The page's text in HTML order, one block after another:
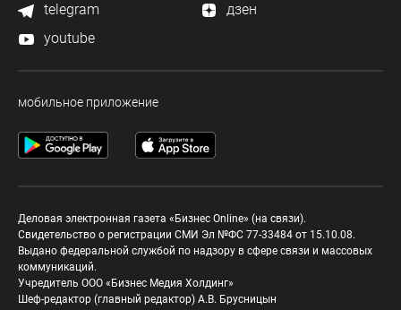
telegram
дзен
youtube
мобильное приложение
Деловая электронная газета «Бизнес Online» (на связи).
Свидетельство о регистрации СМИ Эл №ФС 77-33484 от 15.10.08.
Выдано федеральной службой по надзору в сфере связи и массовых
коммуникаций.
Учредитель ООО «Бизнес Медия Холдинг»
Шеф-редактор (главный редактор) А.В. Брусницын